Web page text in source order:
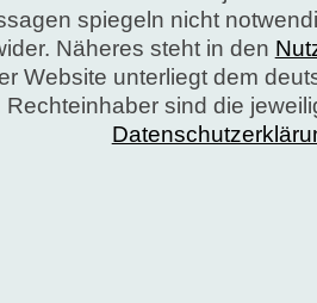
spiegeln nicht
Näheres steht in den
Website unterliegt dem
Rechteinhaber sind die